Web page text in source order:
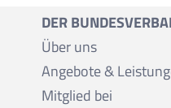
DER
Über uns
Angebote &
Mitglied bei